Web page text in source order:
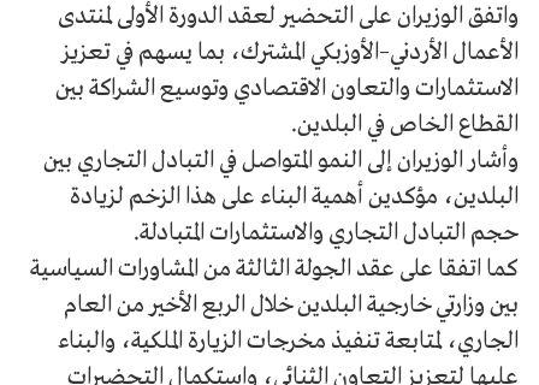
واتفق الوزيران على التحضير لعقد الدورة الأولى لمنتدى
الأعمال الأردني–الأوزبكي المشترك، بما يسهم في تعزيز
الاستثمارات والتعاون الاقتصادي وتوسيع الشراكة بين
القطاع الخاص في البلدين.
وأشار الوزيران إلى النمو المتواصل في التبادل التجاري بين
البلدين، مؤكدين أهمية البناء على هذا الزخم لزيادة
حجم التبادل التجاري والاستثمارات المتبادلة.
كما اتفقا على عقد الجولة الثالثة من المشاورات السياسية
بين وزارتي خارجية البلدين خلال الربع الأخير من العام
الجاري، لمتابعة تنفيذ مخرجات الزيارة الملكية، والبناء
عليها لتعزيز التعاون الثنائي، واستكمال التحضيرات